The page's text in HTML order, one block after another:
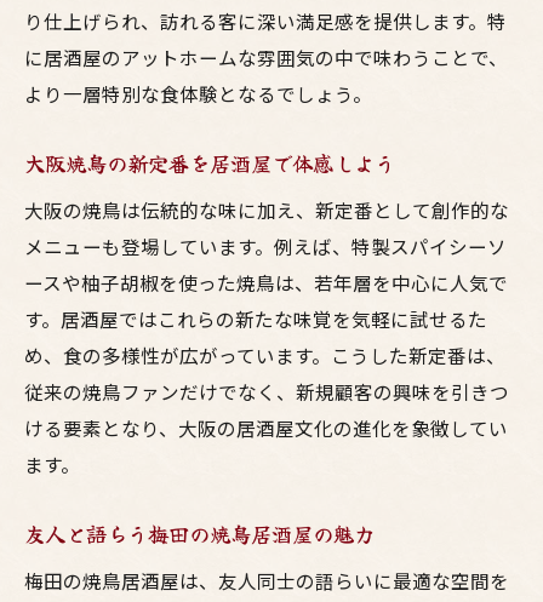
り仕上げられ、訪れる客に深い満足感を提供します。特
に居酒屋のアットホームな雰囲気の中で味わうことで、
より一層特別な食体験となるでしょう。
大阪焼鳥の新定番を居酒屋で体感しよう
大阪の焼鳥は伝統的な味に加え、新定番として創作的な
メニューも登場しています。例えば、特製スパイシーソ
ースや柚子胡椒を使った焼鳥は、若年層を中心に人気で
す。居酒屋ではこれらの新たな味覚を気軽に試せるた
め、食の多様性が広がっています。こうした新定番は、
従来の焼鳥ファンだけでなく、新規顧客の興味を引きつ
ける要素となり、大阪の居酒屋文化の進化を象徴してい
ます。
友人と語らう梅田の焼鳥居酒屋の魅力
梅田の焼鳥居酒屋は、友人同士の語らいに最適な空間を